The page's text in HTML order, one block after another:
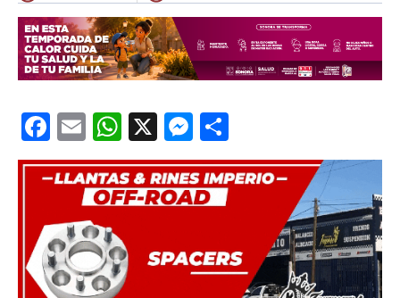
Facebook
EmailWhatsApp
X Messenger